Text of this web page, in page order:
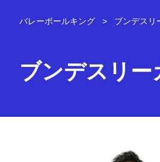
バレーボールキング ブンデスリ
ブンデスリー